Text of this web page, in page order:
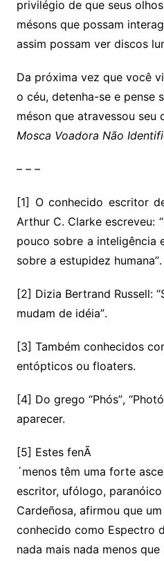
privilégio de que seus
mésons que possam
assim possam ver discos
Da próxima vez que você
o céu, detenha-se e pense
méson que atravessou seu
Mosca Voadora Não
– – –
[1] O conhecido escritor
Arthur C. Clarke escreveu:
pouco sobre a inteligência
sobre a estupidez humana”.
[2] Dizia Bertrand Russell:
mudam de idéia”.
[3] Também conhecidos
entópticos ou floaters.
[4] Do grego “Phós”,
aparecer.
[5] Estes fenÃ
´menos têm uma forte
escritor, ufólogo,
Cardeñosa, afirmou que
conhecido como Espectro
nada mais nada menos